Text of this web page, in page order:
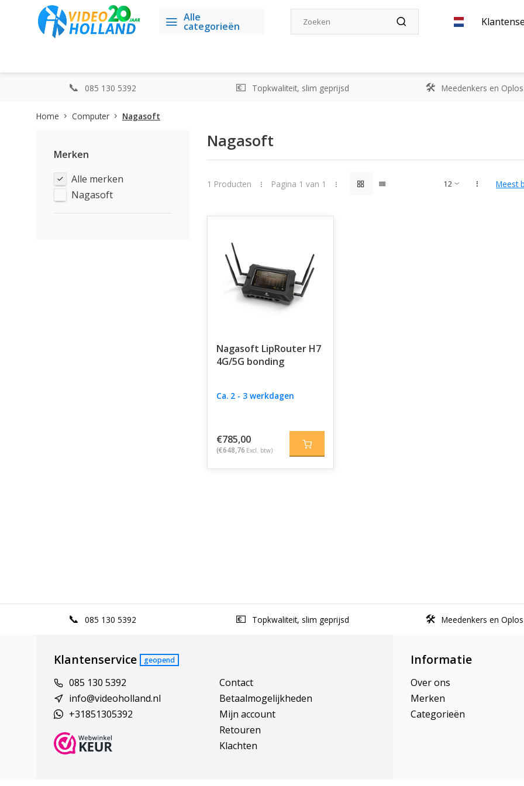
Alle
categorieën
085 130 5392 Topkwaliteit, slim geprijsd Meedenkers en
Home Computer Nagasoft
Merken
Alle merken
Nagasoft
Nagasoft
1 Producten Pagina 1 van 1 Meest
Nagasoft LipRouter H7
4G/5G bonding
Ca. 2 - 3 werkdagen
€785,00
(€648,76 Excl. btw)
085 130 5392 Topkwaliteit, slim geprijsd Meedenkers en
Klantenservice geopend
085 130 5392
info@videoholland.nl
+31851305392
Contact
Betaalmogelijkheden
Mijn account
Retouren
Klachten
Informatie
Over ons
Merken
Categorieën